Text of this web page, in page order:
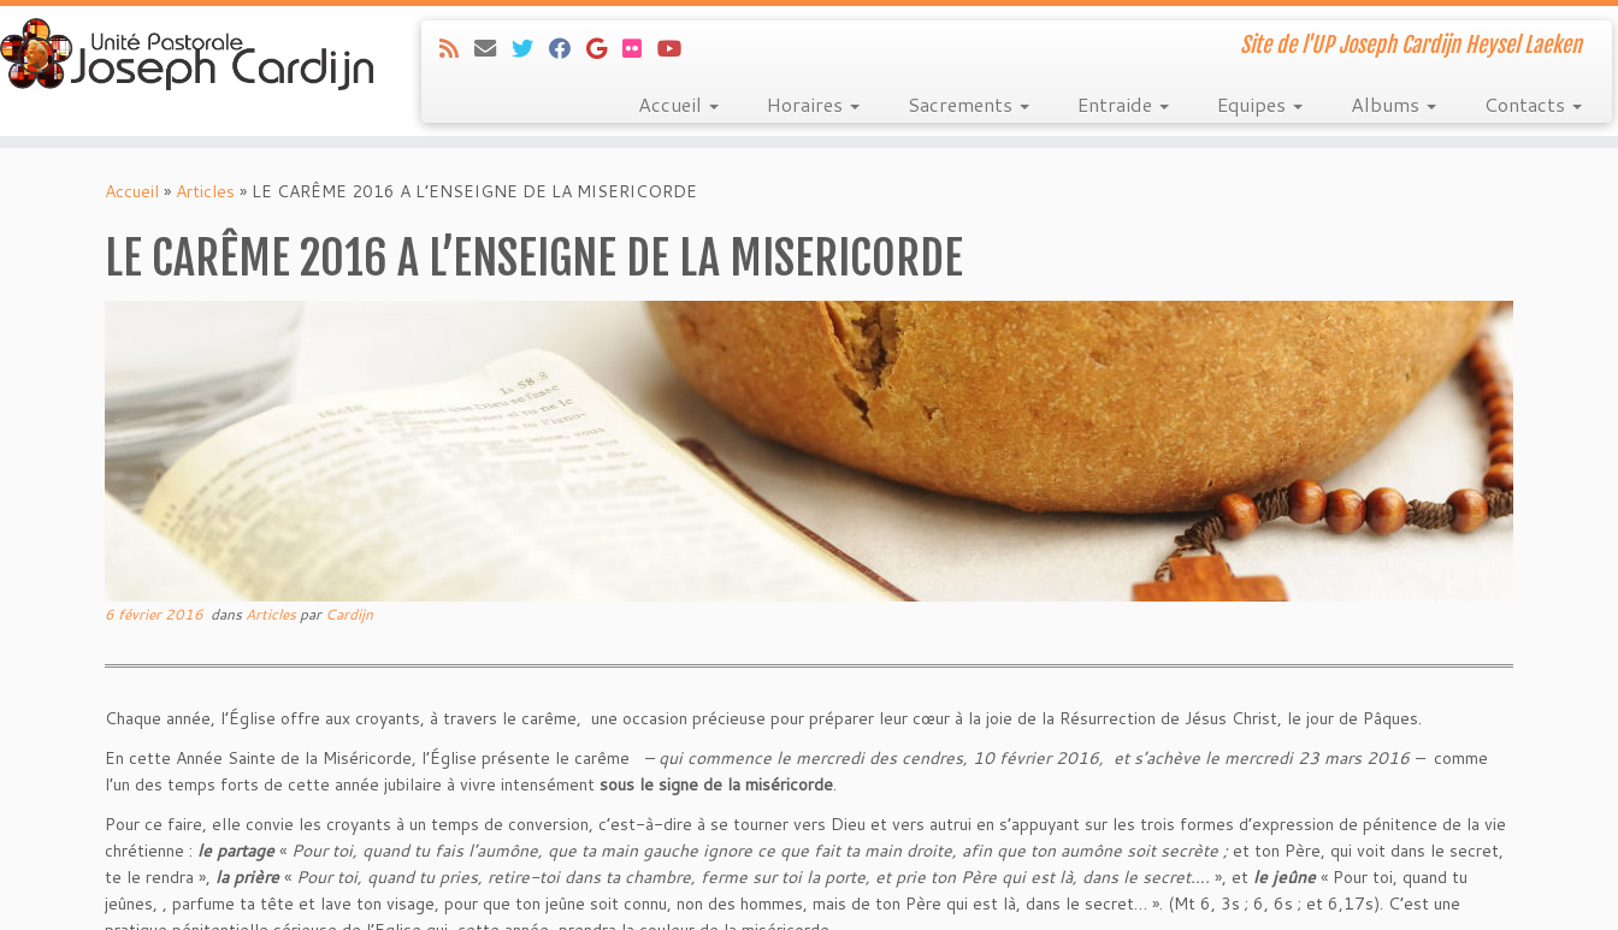
Site de l'UP Joseph Cardijn Heysel Laeken
Accueil Horaires Sacrements Entraide Equipes Albums Contacts
Accueil » Articles » LE CARÊME 2016 A L’ENSEIGNE DE LA MISERICORDE
LE CARÊME 2016 A L’ENSEIGNE DE LA MISERICORDE
6 février 2016 dans Articles par Cardijn
Chaque année, l’Église offre aux croyants, à travers le carême, une occasion précieuse pour préparer leur cœur à la joie de la Résurrection de Jésus Christ, le jour de Pâques.
En cette Année Sainte de la Miséricorde, l’Église présente le carême – qui commence le mercredi des cendres, 10 février 2016, et s’achève le mercredi 23 mars 2016 – comme
l’un des temps forts de cette année jubilaire à vivre intensément sous le signe de la miséricorde.
Pour ce faire, elle convie les croyants à un temps de conversion, c’est-à-dire à se tourner vers Dieu et vers autrui en s’appuyant sur les trois formes d’expression de pénitence de la vie
chrétienne : le partage« Pour toi, quand tu fais l’aumône, que ta main gauche ignore ce que fait ta main droite, afin que ton aumône soit secrète ;et ton Père, qui voit dans le secret,
te le rendra », la prière« Pour toi, quand tu pries, retire-toi dans ta chambre, ferme sur toi la porte, et prie ton Père qui est là, dans le secret…. », et le jeûne« Pour toi, quand tu
jeûnes, , parfume ta tête et lave ton visage, pour que ton jeûne soit connu, non des hommes, mais de ton Père qui est là, dans le secret… ». (Mt 6, 3s ; 6, 6s ; et 6,17s). C’est une